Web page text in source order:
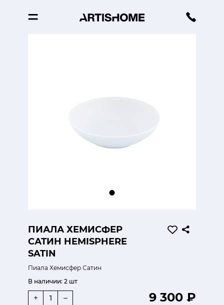
ПИАЛА ХЕМИСФЕР
САТИН HEMISPHERE
SATIN
Пиала Хемисфер Сатин
В наличии: 2 шт
9 300 ₽
+ –